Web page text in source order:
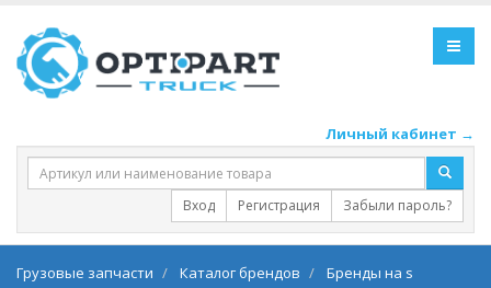
Личный кабинет →
Вход Регистрация Забыли пароль?
Грузовые запчасти Каталог брендов
Бренды на s